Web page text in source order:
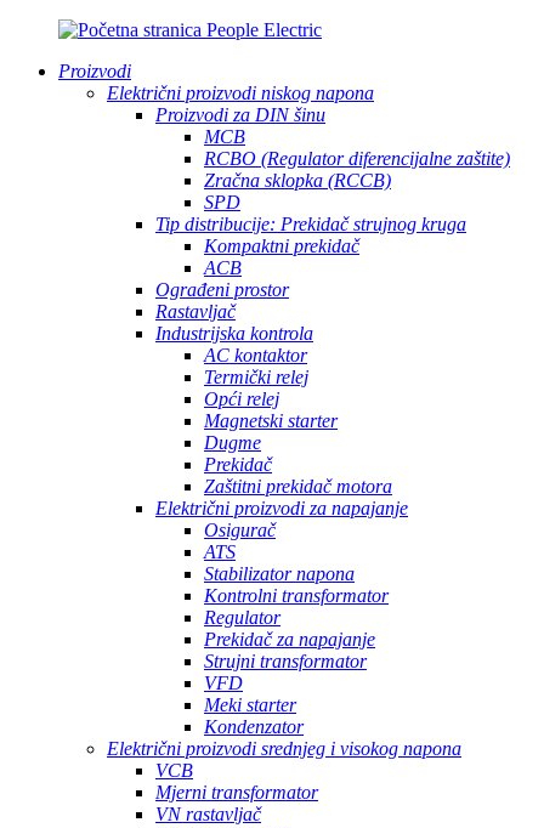
Proizvodi
Električni proizvodi niskog napona
Proizvodi za DIN šinu
MCB
RCBO (Regulator diferencijalne zaštite)
Zračna sklopka (RCCB)
SPD
Tip distribucije: Prekidač strujnog kruga
Kompaktni prekidač
ACB
Ograđeni prostor
Rastavljač
Industrijska kontrola
AC kontaktor
Termički relej
Opći relej
Magnetski starter
Dugme
Prekidač
Zaštitni prekidač motora
Električni proizvodi za napajanje
Osigurač
ATS
Stabilizator napona
Kontrolni transformator
Regulator
Prekidač za napajanje
Strujni transformator
VFD
Meki starter
Kondenzator
Električni proizvodi srednjeg i visokog napona
VCB
Mjerni transformator
VN rastavljač